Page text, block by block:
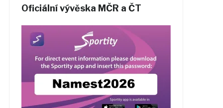
Oficiální vývěska MČR a ČT